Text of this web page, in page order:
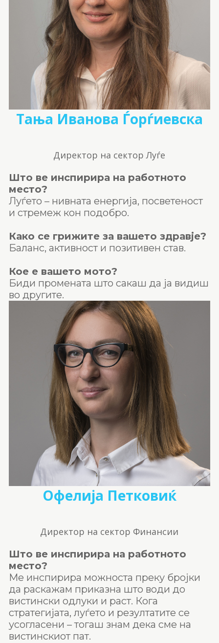
Тања Иванова Ѓорѓиевска
Директор на сектор Луѓе
Што ве инспирира на работното
место?
Луѓето – нивната енергија, посветеност
и стремеж кон подобро.
Како се грижите за вашето здравје?
Баланс, активност и позитивен став.
Кое е вашето мото?
Биди промената што сакаш да ја видиш
во другите.
Офелија Петковиќ
Директор на сектор Финансии
Што ве инспирира на работното
место?
Ме инспирира можноста преку бројки
да раскажам приказна што води до
вистински одлуки и раст. Кога
стратегијата, луѓето и резултатите се
усогласени – тогаш знам дека сме на
вистинскиот пат.